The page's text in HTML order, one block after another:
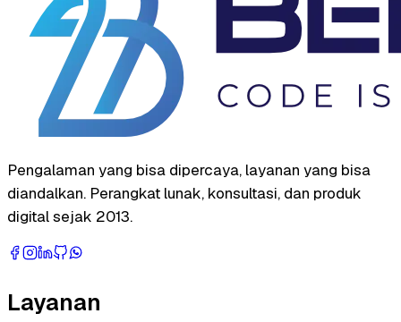
Pengalaman yang bisa dipercaya, layanan yang bisa
diandalkan. Perangkat lunak, konsultasi, dan produk
digital sejak 2013.
Layanan